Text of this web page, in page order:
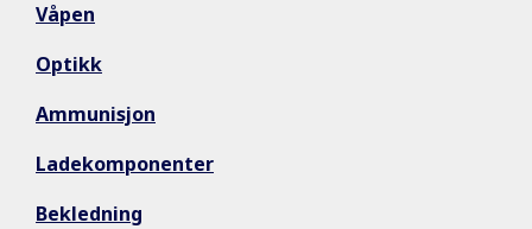
Våpen
Optikk
Ammunisjon
Ladekomponenter
Bekledning